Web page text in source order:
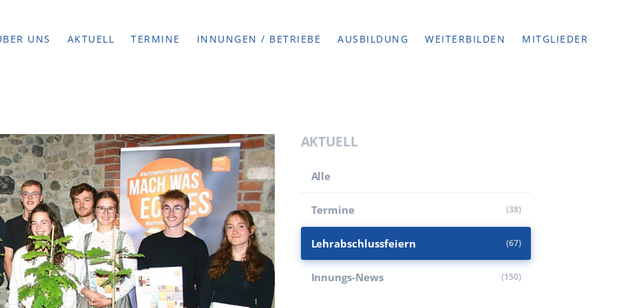
UNS AKTUELL TERMINE INNUNGEN / BETRIEBE AUSBILDUNG WEITERBILDEN MITGLIEDER
AKTUELL
Alle
Termine (38)
Lehr­abschluss­feiern (67)
Innungs-News (150)